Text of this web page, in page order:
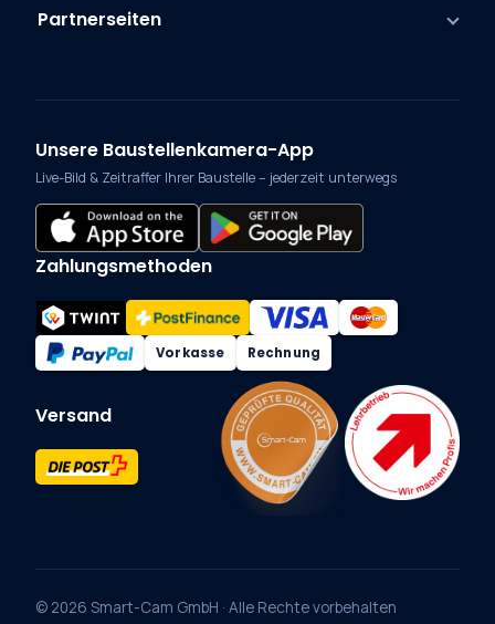
Partnerseiten
Unsere Baustellenkamera-App
Live-Bild & Zeitraffer Ihrer Baustelle – jederzeit unterwegs
Zahlungsmethoden
Vorkasse Rechnung
Versand
© 2026 Smart-Cam GmbH · Alle Rechte vorbehalten